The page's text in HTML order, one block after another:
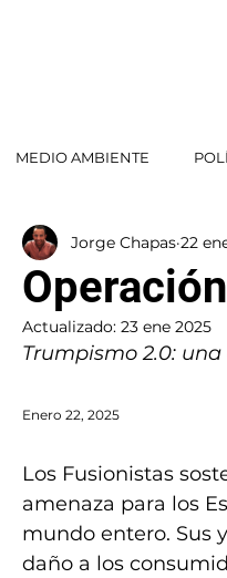
MEDIO AMBIENTE
EXTERIORJorge Chapas 22
Actualizado: 23 ene 2025
Trumpismo 2.0:
Enero 22, 2025
Los Fusionistas
amenaza para los
mundo entero. Sus
daño a los